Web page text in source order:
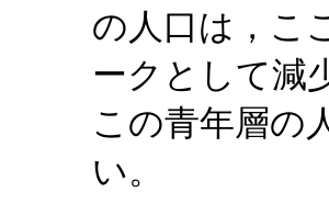
の人口は，こ
ークとして減
この青年層の
い。